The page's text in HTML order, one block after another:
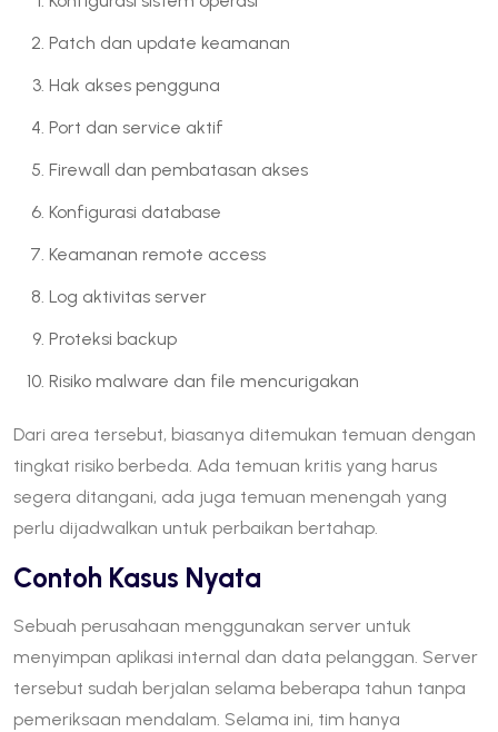
Patch dan update keamanan
Hak akses pengguna
Port dan service aktif
Firewall dan pembatasan akses
Konfigurasi database
Keamanan remote access
Log aktivitas server
Proteksi backup
Risiko malware dan file mencurigakan
Dari area tersebut, biasanya ditemukan temuan dengan
tingkat risiko berbeda. Ada temuan kritis yang harus
segera ditangani, ada juga temuan menengah yang
perlu dijadwalkan untuk perbaikan bertahap.
Contoh Kasus Nyata
Sebuah perusahaan menggunakan server untuk
menyimpan aplikasi internal dan data pelanggan. Server
tersebut sudah berjalan selama beberapa tahun tanpa
pemeriksaan mendalam. Selama ini, tim hanya